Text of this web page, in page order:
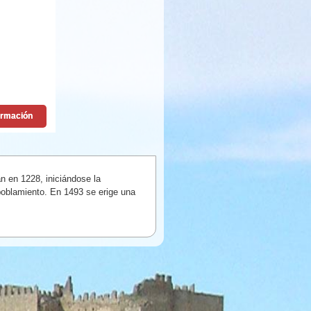
en 1228, iniciándose la
En 1493 se erige una